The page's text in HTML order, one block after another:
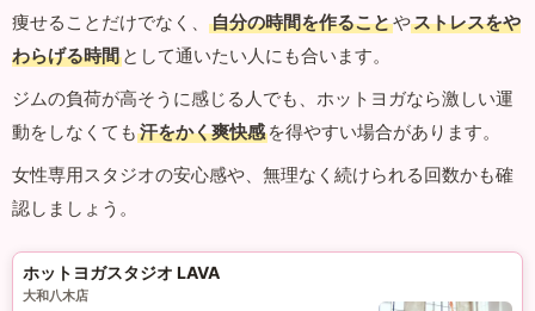
痩せることだけでなく、
自分の時間を作ることやストレスをや
わらげる時間 として通いたい人にも合います。
ジムの負荷が高そうに感じる人でも、ホットヨガなら激しい運
動をしなくても 汗をかく爽快感 を得やすい場合があります。
女性専用スタジオの安心感や、無理なく続けられる回数かも確
認しましょう。
ホットヨガスタジオ LAVA
大和八木店